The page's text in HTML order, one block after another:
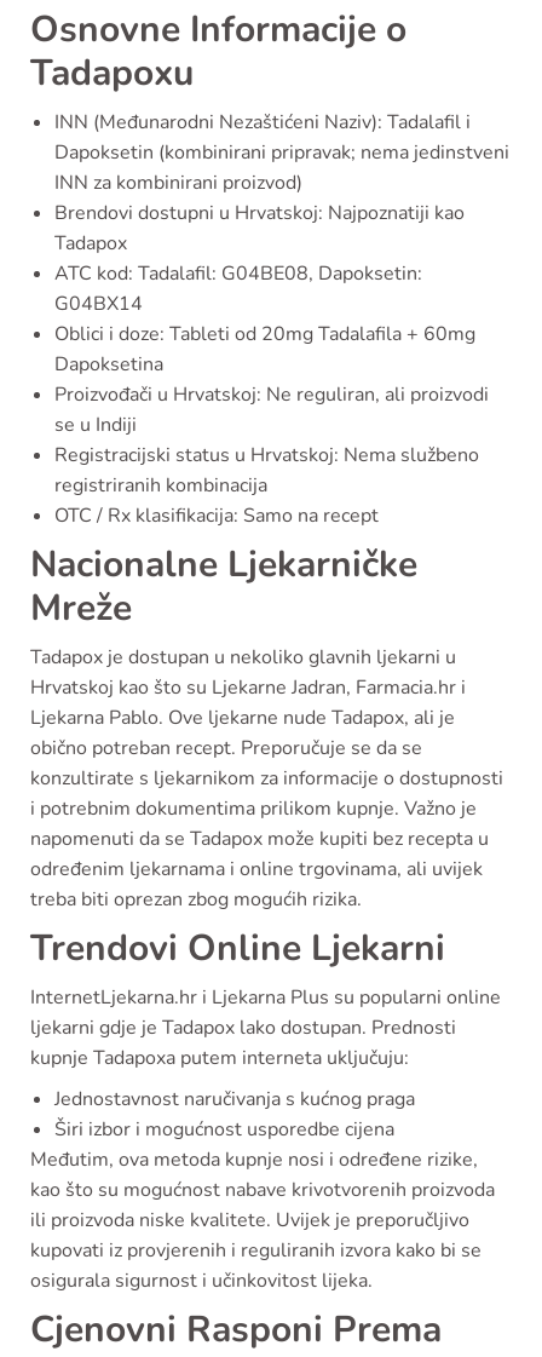
Osnovne Informacije o
Tadapoxu
INN (Međunarodni Nezaštićeni Naziv): Tadalafil i
Dapoksetin (kombinirani pripravak; nema jedinstveni
INN za kombinirani proizvod)
Brendovi dostupni u Hrvatskoj: Najpoznatiji kao
Tadapox
ATC kod: Tadalafil: G04BE08, Dapoksetin:
G04BX14
Oblici i doze: Tableti od 20mg Tadalafila + 60mg
Dapoksetina
Proizvođači u Hrvatskoj: Ne reguliran, ali proizvodi
se u Indiji
Registracijski status u Hrvatskoj: Nema službeno
registriranih kombinacija
OTC / Rx klasifikacija: Samo na recept
Nacionalne Ljekarničke
Mreže
Tadapox je dostupan u nekoliko glavnih ljekarni u
Hrvatskoj kao što su Ljekarne Jadran, Farmacia.hr i
Ljekarna Pablo. Ove ljekarne nude Tadapox, ali je
obično potreban recept. Preporučuje se da se
konzultirate s ljekarnikom za informacije o dostupnosti
i potrebnim dokumentima prilikom kupnje. Važno je
napomenuti da se Tadapox može kupiti bez recepta u
određenim ljekarnama i online trgovinama, ali uvijek
treba biti oprezan zbog mogućih rizika.
Trendovi Online Ljekarni
InternetLjekarna.hr i Ljekarna Plus su popularni online
ljekarni gdje je Tadapox lako dostupan. Prednosti
kupnje Tadapoxa putem interneta uključuju:
Jednostavnost naručivanja s kućnog praga
Širi izbor i mogućnost usporedbe cijena
Međutim, ova metoda kupnje nosi i određene rizike,
kao što su mogućnost nabave krivotvorenih proizvoda
ili proizvoda niske kvalitete. Uvijek je preporučljivo
kupovati iz provjerenih i reguliranih izvora kako bi se
osigurala sigurnost i učinkovitost lijeka.
Cjenovni Rasponi Prema